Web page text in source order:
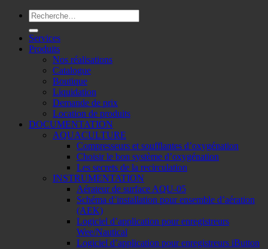
Recherche
pour :
Services
Produits
Nos réalisations
Catalogue
Boutique
Liquidation
Demande de prix
Location de produits
DOCUMENTATION
AQUACULTURE
Compresseurs et soufflantes d’oxygénation
Choisir le bon système d’oxygénation
Les secrets de la recirculation
INSTRUMENTATION
Aérateur de surface AQU-05
Schéma d’installation pour ensemble d’aération
(AEK)
Logiciel d’application pour enregistreurs
Wee/Nautical
Logiciel d’application pour enregistreurs iButton